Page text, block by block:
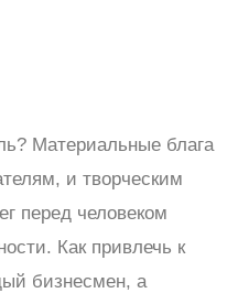
Материальные блага
и творческим
перед человеком
Как привлечь к
бизнесмен, а